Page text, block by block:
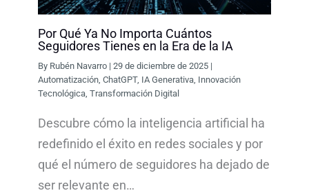
Por Qué Ya No Importa Cuántos
Seguidores Tienes en la Era de la IA
By Rubén Navarro |29 de diciembre de 2025 |
Automatización ,ChatGPT, IA Generativa Innovación
Tecnológica ,Transformación Digital
Descubre cómo la inteligencia artificial ha
redefinido el éxito en redes sociales y por
qué el número de seguidores ha dejado de
ser relevante en…